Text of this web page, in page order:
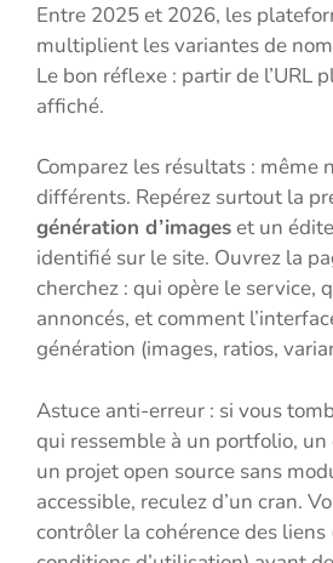
Entre 2025 et 2026, les
multiplient les variantes de
Le bon réflexe : partir de l’URL
affiché.
Comparez les résultats : même
différents. Repérez surtout la
génération d’imageset un
identifié sur le site. Ouvrez la
cherchez : qui opère le service,
annoncés, et comment
génération (images, ratios,
Astuce anti-erreur : si vous
qui ressemble à un portfolio, un
un projet open source sans
accessible, reculez d’un cran.
contrôler la cohérence des